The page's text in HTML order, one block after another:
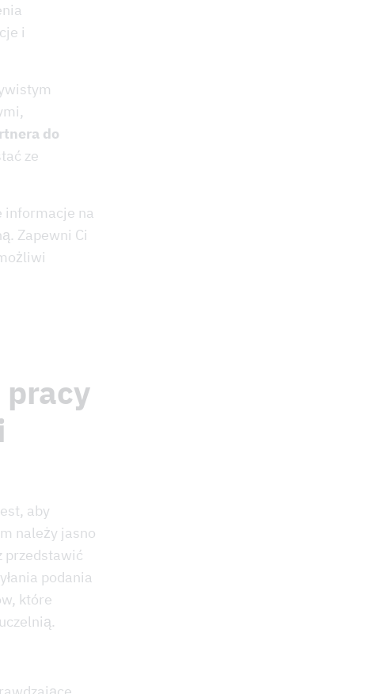
i
do
ze
informacje na
Zapewni Ci
pracy
aby
należy jasno
przedstawić
podania
które